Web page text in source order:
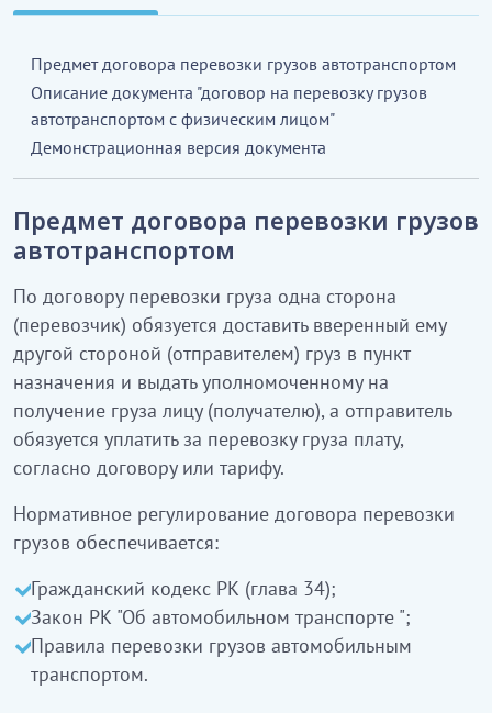
Предмет договора перевозки грузов автотранспортом
Описание документа "договор на перевозку грузов
автотранспортом с физическим лицом"
Демонстрационная версия документа
Предмет договора перевозки грузов
автотранспортом
По договору перевозки груза одна сторона
(перевозчик) обязуется доставить вверенный ему
другой стороной (отправителем) груз в пункт
назначения и выдать уполномоченному на
получение груза лицу (получателю), а отправитель
обязуется уплатить за перевозку груза плату,
согласно договору или тарифу.
Нормативное регулирование договора перевозки
грузов обеспечивается:
Гражданский кодекс РК (глава 34);
Закон РК "Об автомобильном транспорте ";
Правила перевозки грузов автомобильным
транспортом.